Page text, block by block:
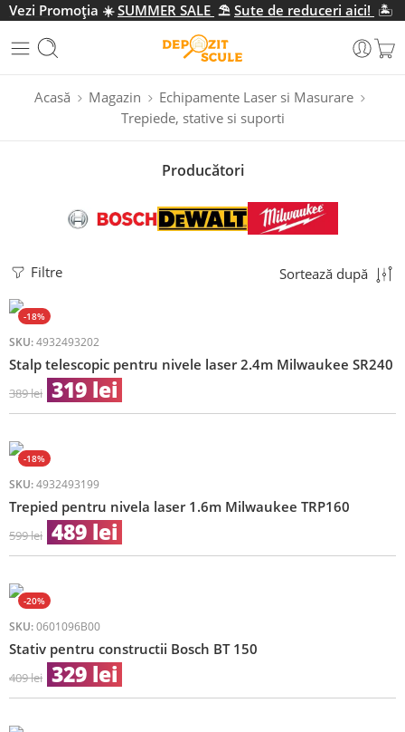
Vezi Promoția ☀️SUMMER SALE ⛱️ Sute de reduceri aici! 🏝️
Acasă Magazin
Echipamente Laser si Masurare
Trepiede, stative si suporti
Producători
Filtre Sortează după
-18%
SKU: 4932493202
Stalp telescopic pentru nivele laser 2.4m Milwaukee SR240
389lei 319 lei
-18%
SKU: 4932493199
Trepied pentru nivela laser 1.6m Milwaukee TRP160
599lei 489 lei
-20%
SKU: 0601096B00
Stativ pentru constructii Bosch BT 150
409lei 329 lei